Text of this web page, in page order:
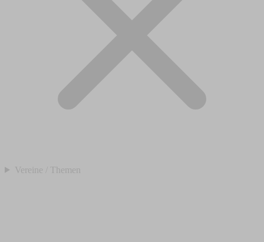
Vereine / Themen